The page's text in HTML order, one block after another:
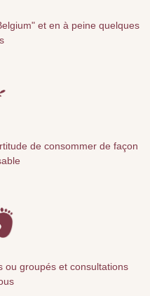
et en à peine quelques
de consommer de façon
ou groupés et consultations